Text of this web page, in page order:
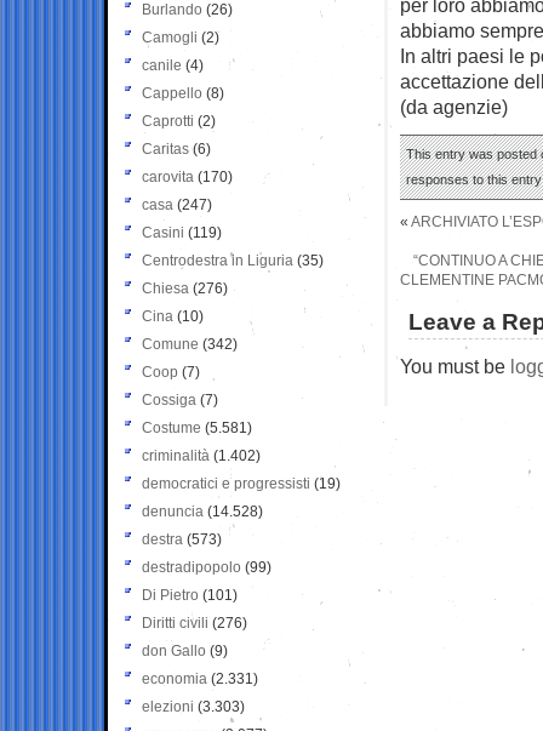
per loro
abbiamo
In altri paesi le
accettazione
(da agenzie)
This entry was posted
responses to this
« ARCHIVIATO
“CONTINUO A
CLEMENTINE
Leave a
You must be
Burlando (26)
Camogli (2)
canile (4)
Cappello (8)
Caprotti (2)
Caritas (6)
carovita (170)
casa (247)
Casini (119)
Centrodestra in Liguria (35)
Chiesa (276)
Cina (10)
Comune (342)
Coop (7)
Cossiga (7)
Costume (5.581)
criminalità (1.402)
democratici e progressisti (19)
denuncia (14.528)
destra (573)
destradipopolo (99)
Di Pietro (101)
Diritti civili (276)
don Gallo (9)
economia (2.331)
elezioni (3.303)